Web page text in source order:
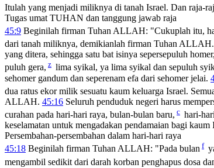
Itulah yang menjadi miliknya di tanah Israel. Dan raja-
Tugas umat TUHAN dan tanggung jawab raja
45:9 Beginilah firman Tuhan ALLAH: "Cukuplah itu,
dari tanah miliknya, demikianlah firman Tuhan ALLAH.
yang ditera, sehingga satu bat isinya sepersepuluh
puluh gera, z lima syikal, ya lima syikal dan sepuluh
sehomer gandum dan seperenam efa dari sehomer jelai.
dua ratus ekor milik sesuatu kaum keluarga Israel.
ALLAH. 45:16 Seluruh penduduk negeri harus
curahan pada hari-hari raya, bulan-bulan baru, c hari-
keselamatan untuk mengadakan pendamaian bagi kaum
Persembahan-persembahan dalam hari-hari raya
45:18 Beginilah firman Tuhan ALLAH: "Pada bulan f
mengambil sedikit dari darah korban penghapus dosa